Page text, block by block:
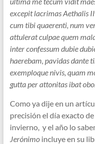
excepit lacrimas Aethalis
cum tibi quaerenti, num
attulerat culpae quem
inter confessum dubie
haerebam, pavidas dante
exemploque nivis, quam
gutta per attonitas ibat
Como ya dije en un
precisión el día exacto
invierno, y el año lo
Jerónimoincluye en su